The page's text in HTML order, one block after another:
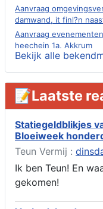
Aanvraag
damwand, it finl?n
Aanvraag
heechein 1a, Akkrum
Verlening
ruimte 02-10 t/m 02-
Aanvraag
ruimte 02-10 t/m 02-
Verlenging
heechein 28, 8491 em
Aanvraag
(voordeur en
Aanvraag
aanbrengen van asfalt
boarnsterdyk, Akkrum
Locatiestudie Akkrum
Bekijk alle
📝Laatste
Statiegeldblikjes
Bloeiweek
Teun Vermij :
Ik ben Teun! En
gekomen!